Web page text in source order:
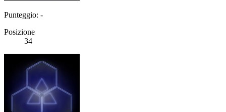
Punteggio: -
Posizione
34